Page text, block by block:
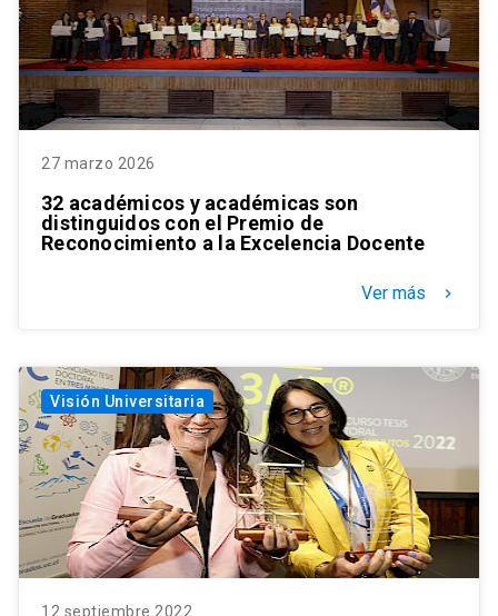
27 marzo 2026
32 académicos y académicas son
distinguidos con el Premio de
Reconocimiento a la Excelencia Docente
Ver más keyboard_arrow_right
Visión Universitaria
12 septiembre 2022